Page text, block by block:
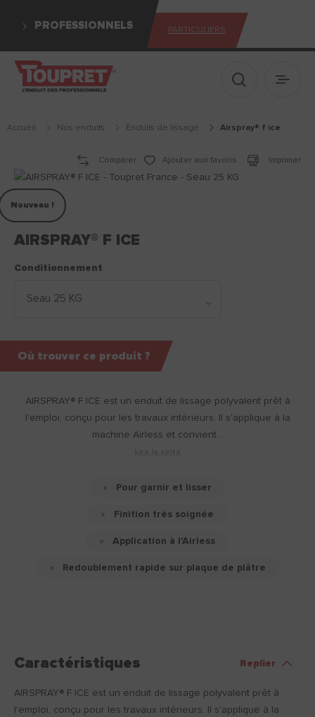
PROFESSIONNELS PARTICULIERS
Afficher le
Accueil Nos enduits enduits de lissage airspray® f ice
Comparer Ajouter aux favoris Imprimer
Nouveau !
AIRSPRAY® F ICE
AIRSPRAY® F ICE est un enduit de lissage polyvalent prêt à
l'emploi, conçu pour les travaux intérieurs. Il s'applique à la
machine Airless et convient...
Conditionnement
Pour garnir et lisser
Finition très soignée
Application à l'Airless
Redoublement rapide sur plaque de plâtre
Où trouver ce produit ?
Caractéristiques Replier
AIRSPRAY® F ICE est un enduit de lissage polyvalent prêt à
l'emploi, conçu pour les travaux intérieurs. Il s'applique à la